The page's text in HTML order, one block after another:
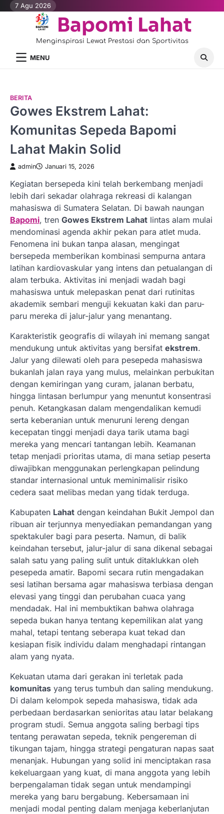
Skip7 Agu 2026
Bapomi Lahat
Menginspirasi Lewat Prestasi dan Sportivitas
MENU
BERITA
Gowes Ekstrem Lahat:
Komunitas Sepeda Bapomi
Lahat Makin Solid
admin Januari 15, 2026
Kegiatan bersepeda kini telah berkembang menjadi
lebih dari sekadar olahraga rekreasi di kalangan
mahasiswa di Sumatera Selatan. Di bawah naungan
Bapomi, tren Gowes Ekstrem Lahat lintas alam mulai
mendominasi agenda akhir pekan para atlet muda.
Fenomena ini bukan tanpa alasan, mengingat
bersepeda memberikan kombinasi sempurna antara
latihan kardiovaskular yang intens dan petualangan di
alam terbuka. Aktivitas ini menjadi wadah bagi
mahasiswa untuk melepaskan penat dari rutinitas
akademik sembari menguji kekuatan kaki dan paru-
paru mereka di jalur-jalur yang menantang.
Karakteristik geografis di wilayah ini memang sangat
mendukung untuk aktivitas yang bersifat ekstrem.
Jalur yang dilewati oleh para pesepeda mahasiswa
bukanlah jalan raya yang mulus, melainkan perbukitan
dengan kemiringan yang curam, jalanan berbatu,
hingga lintasan berlumpur yang menuntut konsentrasi
penuh. Ketangkasan dalam mengendalikan kemudi
serta keberanian untuk menuruni lereng dengan
kecepatan tinggi menjadi daya tarik utama bagi
mereka yang mencari tantangan lebih. Keamanan
tetap menjadi prioritas utama, di mana setiap peserta
diwajibkan menggunakan perlengkapan pelindung
standar internasional untuk meminimalisir risiko
cedera saat melibas medan yang tidak terduga.
Kabupaten Lahat dengan keindahan Bukit Jempol dan
ribuan air terjunnya menyediakan pemandangan yang
spektakuler bagi para peserta. Namun, di balik
keindahan tersebut, jalur-jalur di sana dikenal sebagai
salah satu yang paling sulit untuk ditaklukkan oleh
pesepeda amatir. Bapomi secara rutin mengadakan
sesi latihan bersama agar mahasiswa terbiasa dengan
elevasi yang tinggi dan perubahan cuaca yang
mendadak. Hal ini membuktikan bahwa olahraga
sepeda bukan hanya tentang kepemilikan alat yang
mahal, tetapi tentang seberapa kuat tekad dan
kesiapan fisik individu dalam menghadapi rintangan
alam yang nyata.
Kekuatan utama dari gerakan ini terletak pada
komunitas yang terus tumbuh dan saling mendukung.
Di dalam kelompok sepeda mahasiswa, tidak ada
perbedaan berdasarkan senioritas atau latar belakang
program studi. Semua anggota saling berbagi tips
tentang perawatan sepeda, teknik pengereman di
tikungan tajam, hingga strategi pengaturan napas saat
menanjak. Hubungan yang solid ini menciptakan rasa
kekeluargaan yang kuat, di mana anggota yang lebih
berpengalaman tidak segan untuk mendampingi
mereka yang baru bergabung. Kebersamaan ini
menjadi modal penting dalam menjaga keberlanjutan